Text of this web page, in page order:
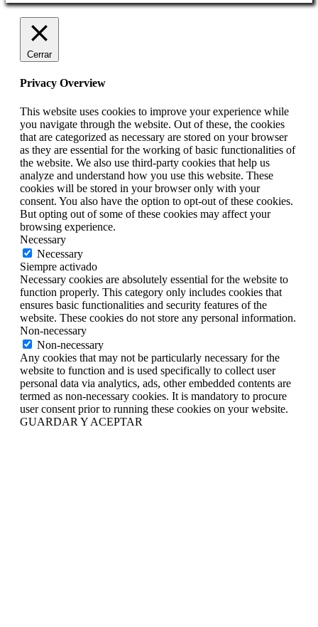
Cerrar
Privacy Overview
This website uses cookies to improve your experience while
you navigate through the website. Out of these, the cookies
that are categorized as necessary are stored on your browser
as they are essential for the working of basic functionalities of
the website. We also use third-party cookies that help us
analyze and understand how you use this website. These
cookies will be stored in your browser only with your
consent. You also have the option to opt-out of these cookies.
But opting out of some of these cookies may affect your
browsing experience.
Necessary
Necessary
Siempre activado
Necessary cookies are absolutely essential for the website to
function properly. This category only includes cookies that
ensures basic functionalities and security features of the
website. These cookies do not store any personal information.
Non-necessary
Non-necessary
Any cookies that may not be particularly necessary for the
website to function and is used specifically to collect user
personal data via analytics, ads, other embedded contents are
termed as non-necessary cookies. It is mandatory to procure
user consent prior to running these cookies on your website.
GUARDAR Y ACEPTAR